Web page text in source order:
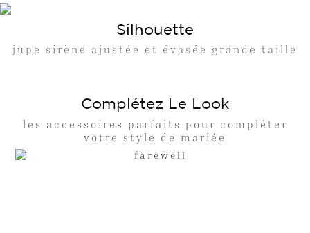
Silhouette
jupe sirène ajustée et évasée grande taille
Complétez Le Look
les accessoires parfaits pour compléter
votre style de mariée